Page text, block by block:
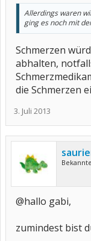
Allerdings waren
ging es noch mit
Schmerzen
abhalten,
die Schmerzen
3. Juli 2013
@hallo gabi,
zumindest bist